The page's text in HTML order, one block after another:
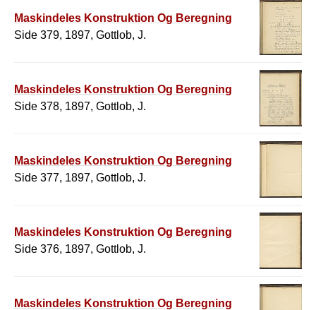
Maskindeles Konstruktion Og Beregning
Side 379, 1897, Gottlob, J.
Maskindeles Konstruktion Og Beregning
Side 378, 1897, Gottlob, J.
Maskindeles Konstruktion Og Beregning
Side 377, 1897, Gottlob, J.
Maskindeles Konstruktion Og Beregning
Side 376, 1897, Gottlob, J.
Maskindeles Konstruktion Og Beregning